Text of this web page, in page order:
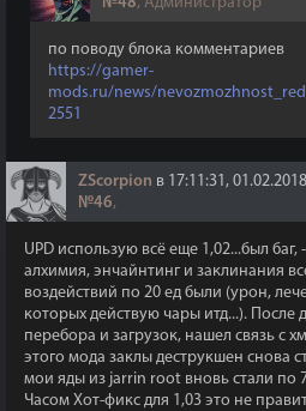
по поводу блока комментариев
https://gamer-
mods.ru/news/
2551
ZScorpion в 17:11:31, 01.02.2018
№46,
UPD использую всё еще 1,02...был
алхимия, энчайнтинг и заклинания
воздействий по 20 ед были (урон,
которых действую чары итд...). После
перебора и загрузок, нашел связь с
этого мода заклы деструкшен снова
мои яды из jarrin root вновь стали по
Часом Хот-фикс для 1,03 это не